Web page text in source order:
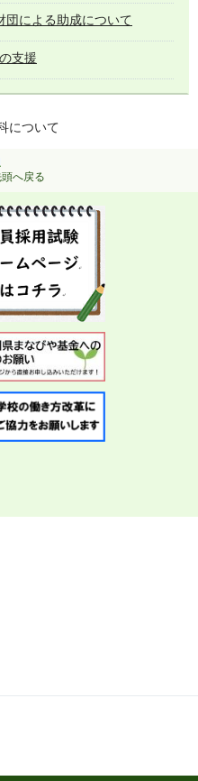
団による助成について
支援
について
へ戻る